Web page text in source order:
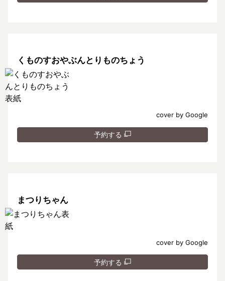
くものすおやぶんとりものちょう
cover by Google
予約する
まつりちゃん
cover by Google
予約する